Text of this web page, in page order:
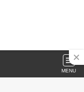
MENU